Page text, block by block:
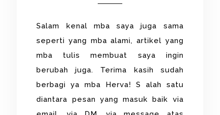
Salam kenal mba saya juga sama
seperti yang mba alami, artikel yang
mba tulis membuat saya ingin
berubah juga. Terima kasih sudah
berbagi ya mba Herva! S alah satu
diantara pesan yang masuk baik via